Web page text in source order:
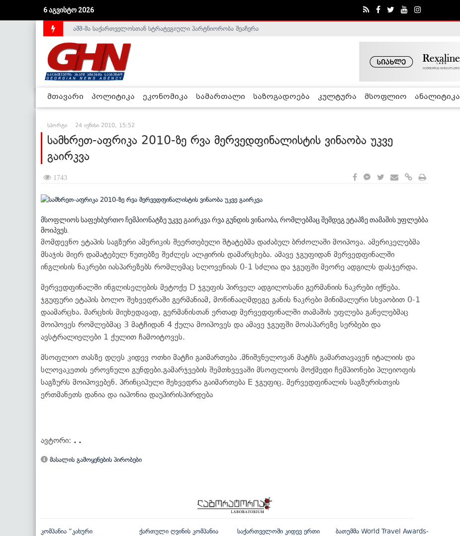
6 აგვისტო 2026
საქართველოს დე-ფაქტო მთავრობა არალეგიტიმურია - ჰელსინკის კომისია
აშშ-მა საქართველოსთან სტრატეგიული პარტნიორობა შეაჩერა
მთავარი პოლიტიკა ეკონომიკა სამართალი საზოგადოება კულტურა მსოფლიო ანალიტიკა
სპორტი 24 ივნისი 2010, 15:52
სამხრეთ-აფრიკა 2010-ზე რვა მერვედფინალისტის ვინაობა უკვე
გაირკვა
1743
მსოფლიოს საფეხბურთო ჩემპიონატზე უკვე გაირკვა რვა გუნდის ვინაობა, რომლებმაც შემდეგ ეტაპზე თამაშის უფლებბა
მოიპვეს.
მომდევნო ეტაპის საგზური ამერიკის შეერთებული შტატებმა დაძაბულ ბრძოლაში მოიპოვა. ამერიკელებმა
მსაჯის მიერ დამატებულ წუთებზე შეძლეს ალჟირის დამარცხება. ამავე ჯგუფიდან მერვედფინალში
ინგლისის ნაკრები იასპარეზებს რომლემაც სლოვენიას 0-1 სძლია და ჯგუფში მეორე ადგილს დასჯერდა.
მერვედფინალში ინგლისელების მეტოქე D ჯგუფის პირველ ადგილოსანი გერმანიის ნაკრები იქნება.
ჯგუფური ეტაპის ბოლო შეხვედრაში გერმანიამ, მოწინააღმდეგე განის ნაკრები მინიმალური სხვაობით 0-1
დაამარცხა. მარცხის მიუხედავად, გერმანისთან ერთად მერვედფინალში თამაშის უფლება განელებმაც
მოიპოვეს რომლებმაც 3 მატჩიდან 4 ქულა მოიპოვეს და ამავე ჯგუფში მოასპარეზე სერბები და
ავსტრალიელები 1 ქულით ჩამოიტოვეს.
მსოფლიო თასზე დღეს კიდევ ოთხი მატჩი გაიმართება .მნიშვნელოვან მატჩს გამართავავენ იტალიის და
სლოვაკეთის ეროვნული გუნდები.გამარჯვების შემთხვევაში მსოფლიოს მოქმედი ჩემპიონები პლეიოფის
საგზურს მოიპოვებენ. პრინციპული შეხვედრა გაიმართება E ჯგუფიც. მერვედფინალის საგზურისთვის
ერთმანეთს დანია და იაპონია დაუპირისპირდება
ავტორი: . .
მასალის გამოყენების პირობები
კომპანია “კახური
ქართული ღვინის კომპანია
საქართველოში კიდევ ერთი
ბათუმმა World Travel Awards-